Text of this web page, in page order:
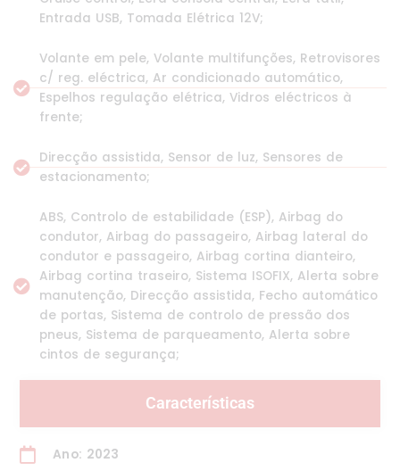
Entrada USB, Tomada Elétrica 12V;
Volante em pele, Volante multifunções, Retrovisores
c/ reg. eléctrica, Ar condicionado automático,
Espelhos regulação elétrica, Vidros eléctricos à
frente;
Direcção assistida, Sensor de luz, Sensores de
estacionamento;
ABS, Controlo de estabilidade (ESP), Airbag do
condutor, Airbag do passageiro, Airbag lateral do
condutor e passageiro, Airbag cortina dianteiro,
Airbag cortina traseiro, Sistema ISOFIX, Alerta sobre
manutenção, Direcção assistida, Fecho automático
de portas, Sistema de controlo de pressão dos
pneus, Sistema de parqueamento, Alerta sobre
cintos de segurança;
Características
Ano: 2023